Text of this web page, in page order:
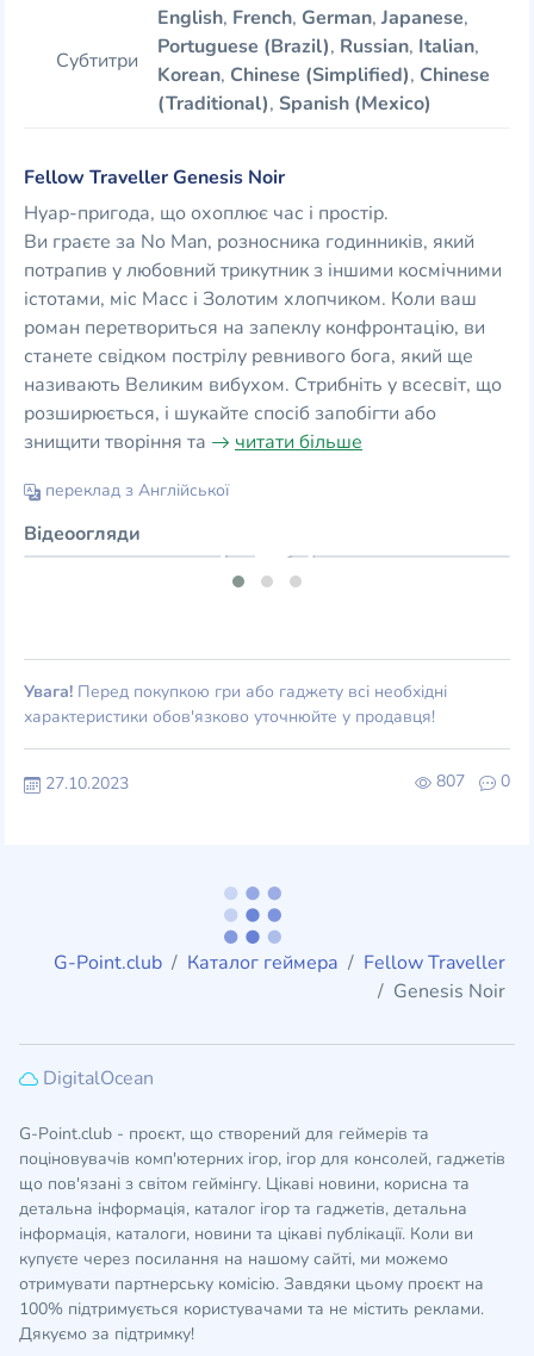
Субтитри
English, French, German, Japanese,
Portuguese (Brazil), Russian, Italian,
Korean, Chinese (Simplified), Chinese
(Traditional), Spanish (Mexico)
Fellow Traveller Genesis Noir
Нуар-пригода, що охоплює час і простір.
Ви граєте за No Man, розносника годинників, який
потрапив у любовний трикутник з іншими космічними
істотами, міс Масс і Золотим хлопчиком. Коли ваш
роман перетвориться на запеклу конфронтацію, ви
станете свідком пострілу ревнивого бога, який ще
називають Великим вибухом. Стрибніть у всесвіт, що
розширюється, і шукайте спосіб запобігти або
знищити творіння та
читати більше
переклад з Англійської
Відеоогляди
Увага! Перед покупкою гри або гаджету всі необхідні
характеристики обов'язково уточнюйте у продавця!
807 0
27.10.2023
G-Point.club Каталог геймера
Fellow Traveller
Genesis Noir
DigitalOcean
G-Point.club - проєкт, що створений для геймерів та
поціновувачів комп'ютерних ігор, ігор для консолей, гаджетів
що пов'язані з світом геймінгу. Цікаві новини, корисна та
детальна інформація, каталог ігор та гаджетів, детальна
інформація, каталоги, новини та цікаві публікації. Коли ви
купуєте через посилання на нашому сайті, ми можемо
отримувати партнерську комісію. Завдяки цьому проєкт на
100% підтримується користувачами та не містить реклами.
Дякуємо за підтримку!